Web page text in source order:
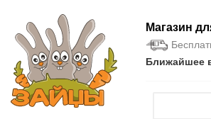
Магазин
Ближайшее